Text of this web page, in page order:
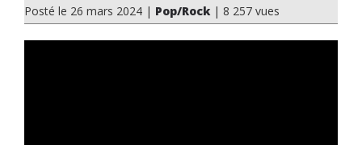
Posté le 26 mars 2024 | Pop/Rock | 8 257 vues